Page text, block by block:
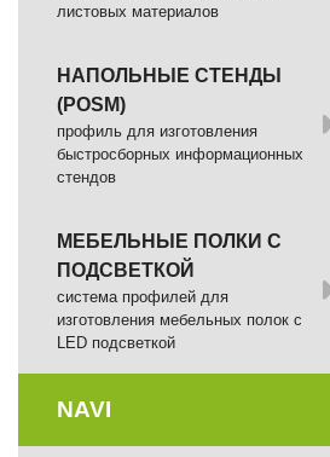
листовых материалов
НАПОЛЬНЫЕ СТЕНДЫ
(POSM)
профиль для изготовления
быстросборных информационных
стендов
МЕБЕЛЬНЫЕ ПОЛКИ С
ПОДСВЕТКОЙ
cистема профилей для
изготовления мебельных полок с
LED подсветкой
NAVI